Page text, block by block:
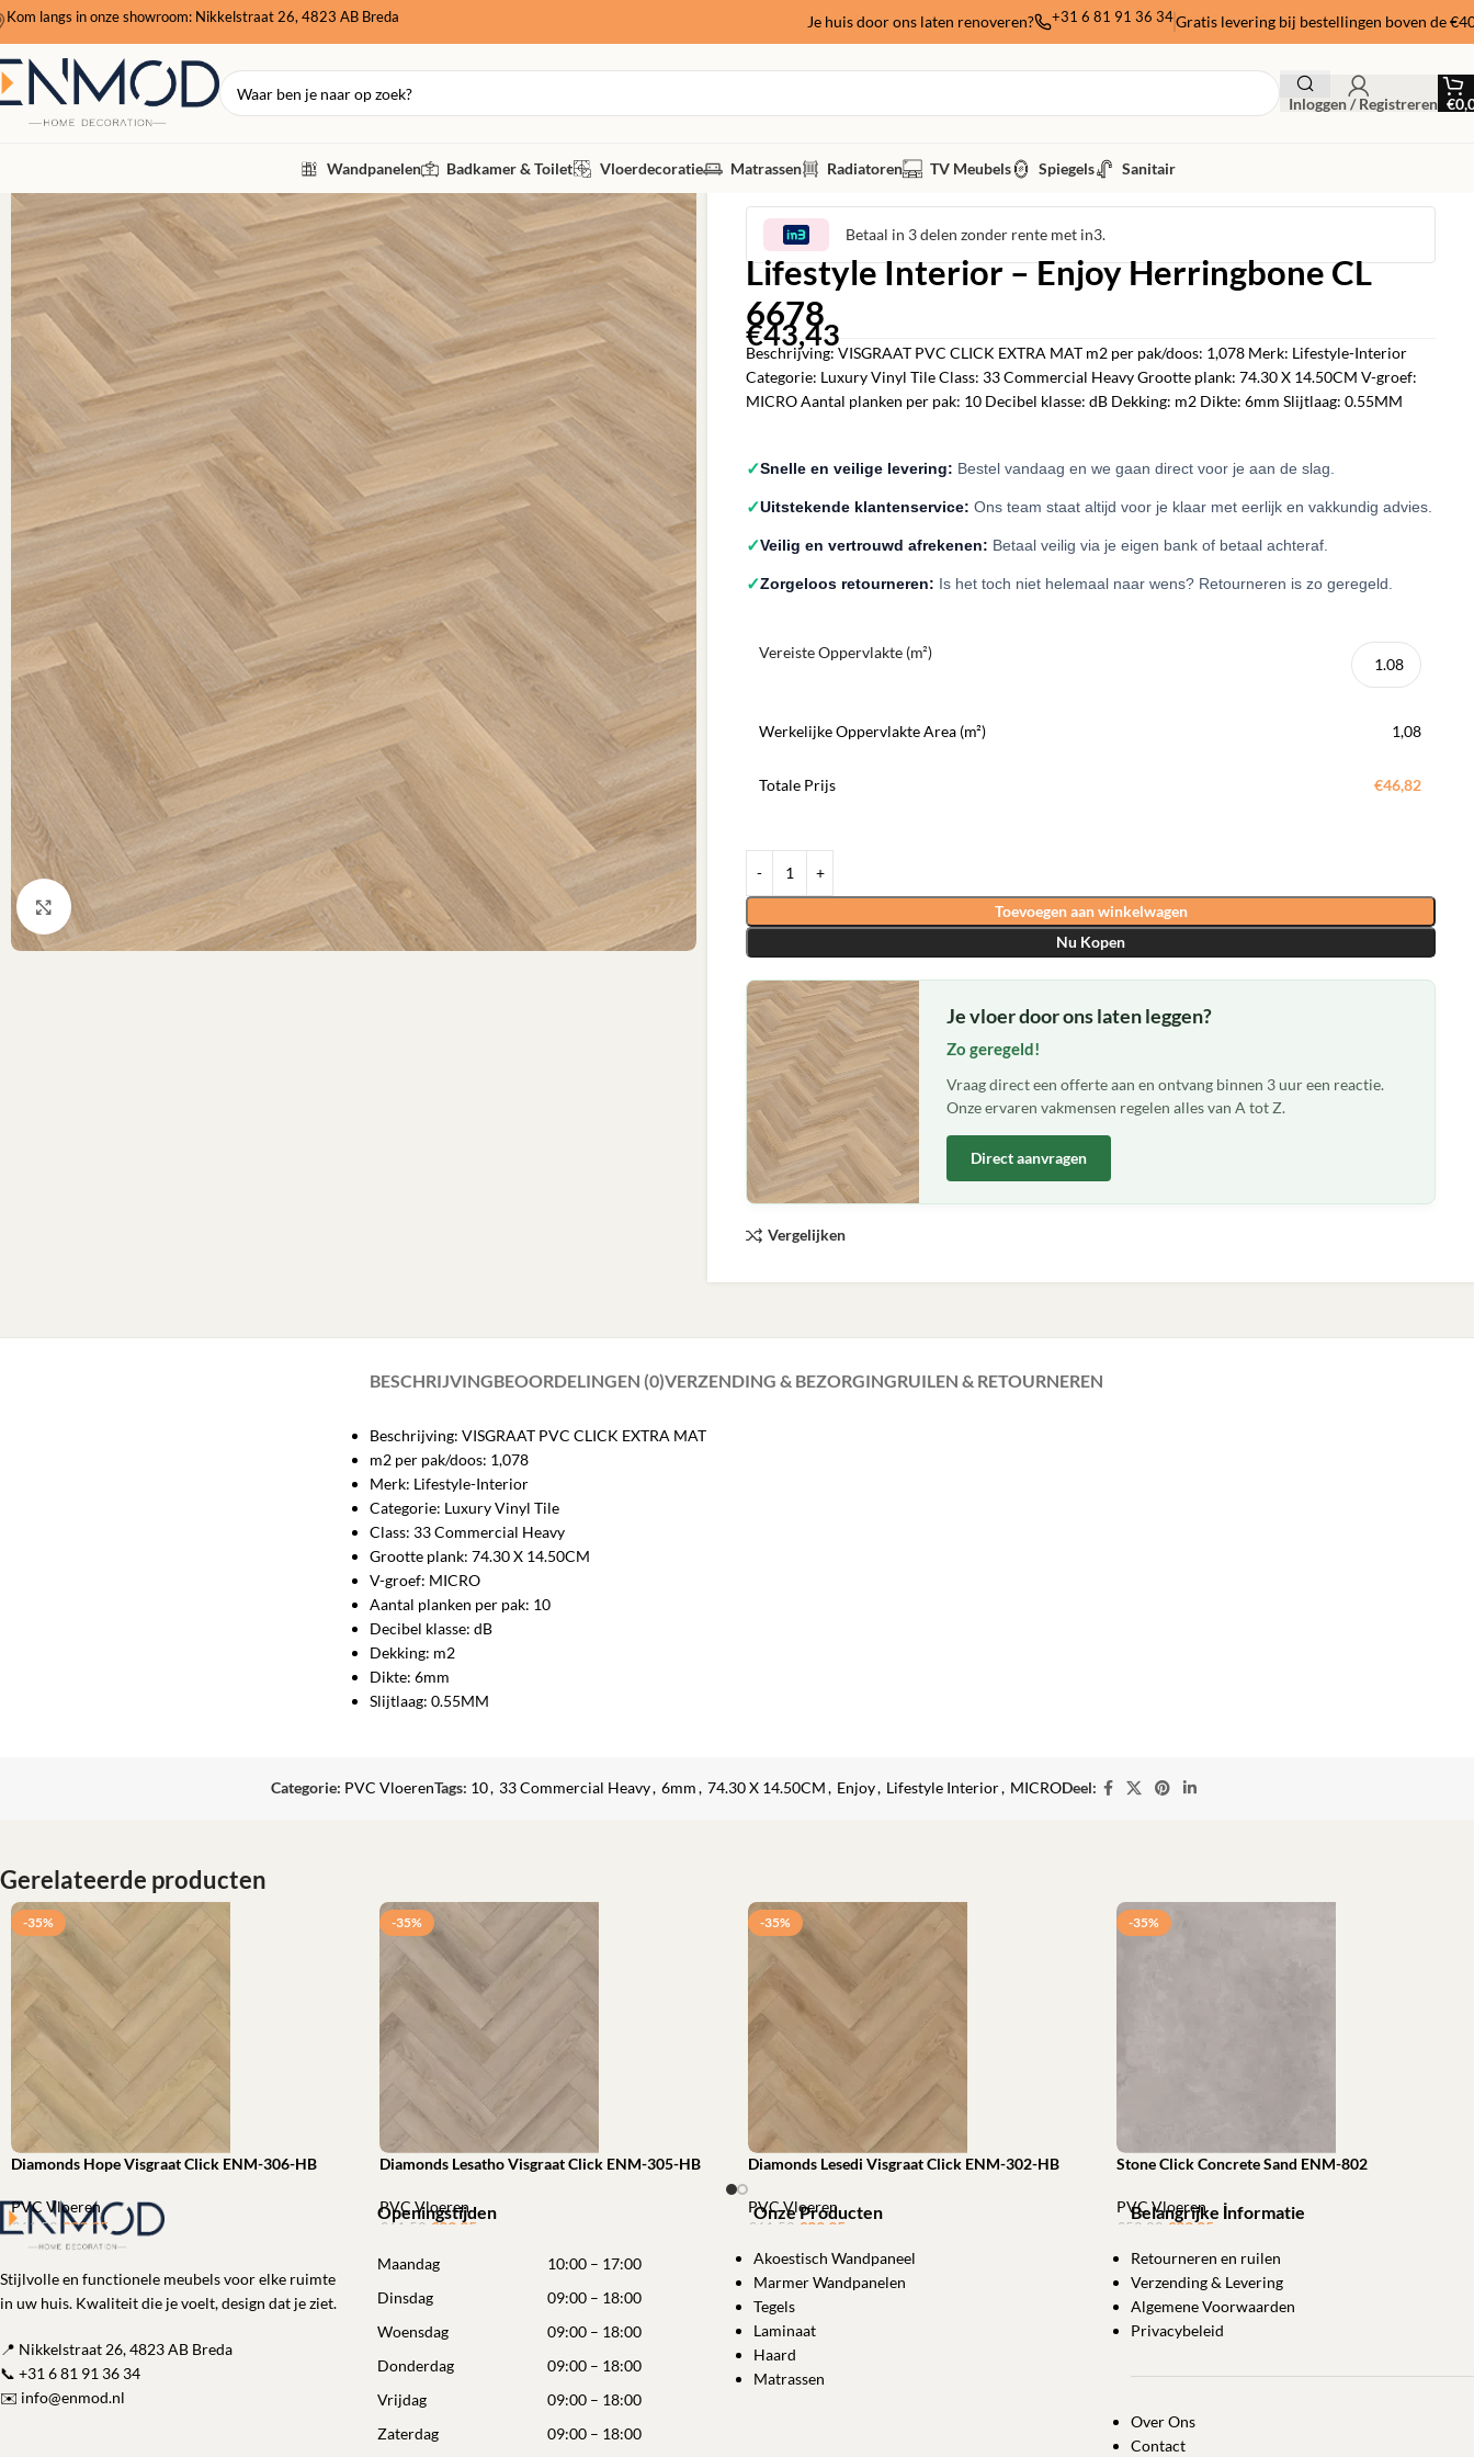
Kom langs in onze showroom: Nikkelstraat 26, 4823 AB Breda Je huis door ons laten renoveren? +31 6 81 91 36 34Gratis levering bij bestellingen boven de
Inloggen / Registreren €
Wandpanelen Badkamer & Toilet Vloerdecoratie Matrassen Radiatoren TV Meubels Spiegels Sanitair
Klik om te vergroten
Betaal in 3 delen zonder rente met in3.
Lifestyle Interior – Enjoy Herringbone CL
6678
€43,43
Beschrijving: VISGRAAT PVC CLICK EXTRA MAT m2 per pak/doos: 1,078 Merk: Lifestyle-Interior
Categorie: Luxury Vinyl Tile Class: 33 Commercial Heavy Grootte plank: 74.30 X 14.50CM V-groef:
MICRO Aantal planken per pak: 10 Decibel klasse: dB Dekking: m2 Dikte: 6mm Slijtlaag: 0.55MM
✓Snelle en veilige levering: Bestel vandaag en we gaan direct voor je aan de slag.
✓Uitstekende klantenservice: Ons team staat altijd voor je klaar met eerlijk en vakkundig advies.
✓Veilig en vertrouwd afrekenen: Betaal veilig via je eigen bank of betaal achteraf.
✓Zorgeloos retourneren: Is het toch niet helemaal naar wens? Retourneren is zo geregeld.
Vereiste Oppervlakte (m²)
Werkelijke Oppervlakte Area (m²) 1,08
Totale Prijs €46,82
Toevoegen aan winkelwagen
Nu Kopen
Je vloer door ons laten leggen?
Zo geregeld!
Vraag direct een offerte aan en ontvang binnen 3 uur een reactie.
Onze ervaren vakmensen regelen alles van A tot Z.
Direct aanvragen
Vergelijken
BESCHRIJVINGBEOORDELINGEN (0)VERZENDING & BEZORGINGRUILEN & RETOURNEREN
Beschrijving: VISGRAAT PVC CLICK EXTRA MAT
m2 per pak/doos: 1,078
Merk: Lifestyle-Interior
Categorie: Luxury Vinyl Tile
Class: 33 Commercial Heavy
Grootte plank: 74.30 X 14.50CM
V-groef: MICRO
Aantal planken per pak: 10
Decibel klasse: dB
Dekking: m2
Dikte: 6mm
Slijtlaag: 0.55MM
Categorie: PVC VloerenTags: 10, 33 Commercial Heavy, 6mm, 74.30 X 14.50CM, Enjoy, Lifestyle Interior, MICRODeel:
Gerelateerde producten
-35%
Diamonds Hope Visgraat Click ENM-306-HB
PVC Vloeren
€61,52 €39,95ㅤㅤㅤㅤㅤㅤ
-35%
Diamonds Lesatho Visgraat Click ENM-305-HB
PVC Vloeren
€ 61,52 €39,95
Toevoegen aan winkelwagen
-35%
Diamonds Lesedi Visgraat Click ENM-302-HB
PVC Vloeren
€ 61,52 €39,95
Toevoegen aan winkelwagen
-35%
Stone Click Concrete Sand ENM-802
PVC Vloeren
€ 52,28 €33,95
Toevoegen aan winkelwagen
Stijlvolle en functionele meubels voor elke ruimte
in uw huis. Kwaliteit die je voelt, design dat je ziet.
📍 Nikkelstraat 26, 4823 AB Breda
📞 +31 6 81 91 36 34
✉️ info@enmod.nl
Openingstijden
Maandag
10:00 – 17:00
Dinsdag
09:00 – 18:00
Woensdag
09:00 – 18:00
Donderdag
09:00 – 18:00
Vrijdag
09:00 – 18:00
Zaterdag
09:00 – 18:00
Onze Producten
Akoestisch Wandpaneel
Marmer Wandpanelen
Tegels
Laminaat
Haard
Matrassen
Belangrijke İnformatie
Retourneren en ruilen
Verzending & Levering
Algemene Voorwaarden
Privacybeleid
Over Ons
Contact